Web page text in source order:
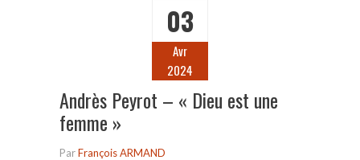
03
Avr
2024
Andrès Peyrot – « Dieu est une
femme »
ParFrançois ARMAND